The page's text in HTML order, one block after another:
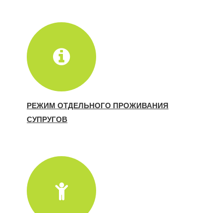
РЕЖИМ ОТДЕЛЬНОГО ПРОЖИВАНИЯ
СУПРУГОВ